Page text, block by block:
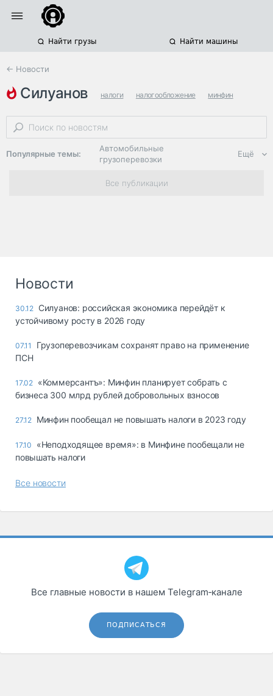
Найти грузы Найти машины
← Новости
силуанов налоги налогообложение минфин
Популярные темы:
Автомобильные
грузоперевозки
Региональная
логистика
опасные грузы
страхование
Склады и
грузовые
Коммерческий
Топливо, масла и
Ещё
Все публикации
Новости
30.12 Силуанов: российская экономика перейдёт к
устойчивому росту в 2026 году
07.11
Грузоперевозчикам сохранят право на применение
ПСН
17.02 «Коммерсантъ»: Минфин планирует собрать с
бизнеса 300 млрд рублей добровольных взносов
27.12 Минфин пообещал не повышать налоги в 2023 году
17.10
«Неподходящее время»: в Минфине пообещали не
повышать налоги
Все новости
Все главные новости в нашем Telegram‑канале
ПОДПИСАТЬСЯ